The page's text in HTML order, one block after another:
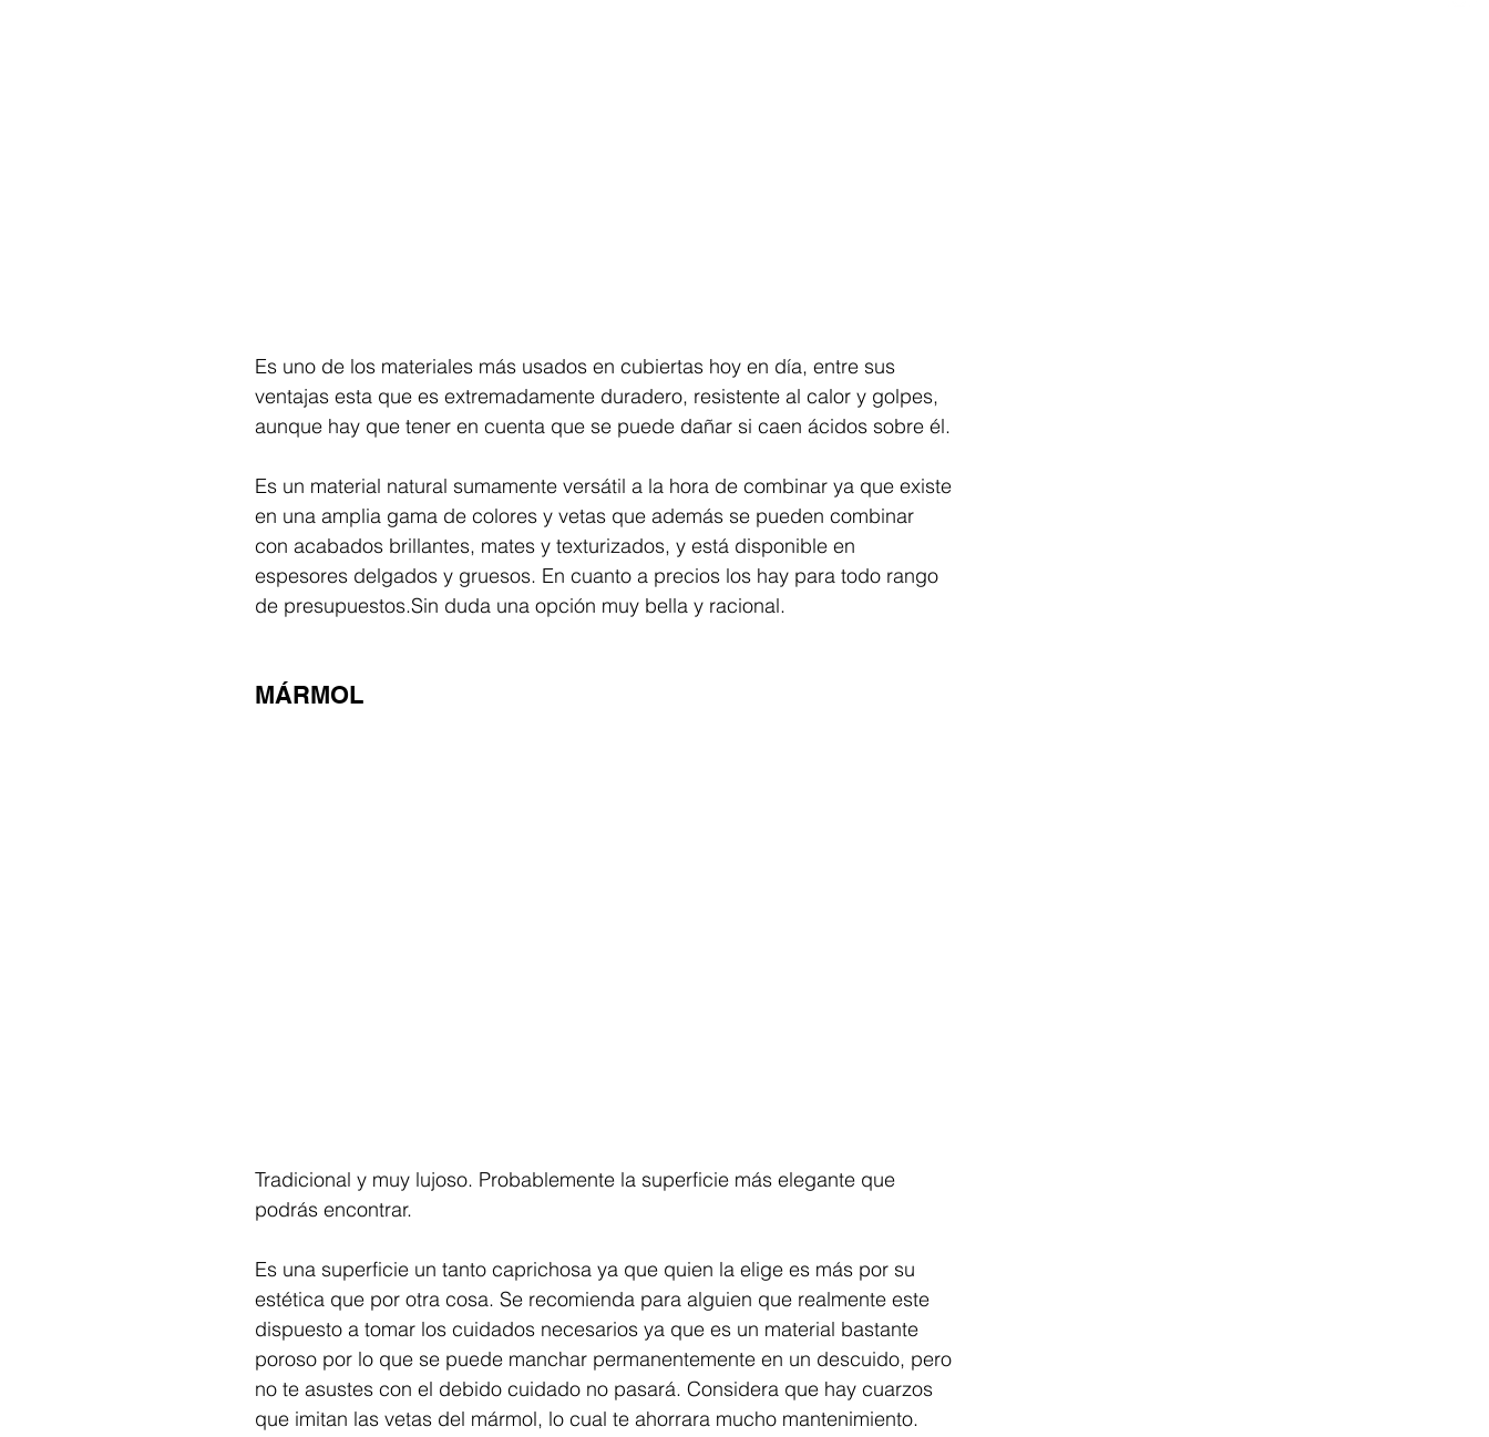
Es uno de los materiales más usados en cubiertas hoy en día, entre sus
ventajas esta que es extremadamente duradero, resistente al calor y golpes,
aunque hay que tener en cuenta que se puede dañar si caen ácidos sobre él.​
Es un material natural sumamente versátil a la hora de combinar ya que existe
en una amplia gama de colores y vetas que además se pueden combinar
con acabados brillantes, mates y texturizados, y está disponible en
espesores delgados y gruesos. En cuanto a precios los hay para todo rango
de presupuestos.​Sin duda una opción muy bella y racional.
MÁRMOL
Tradicional y muy lujoso. Probablemente la superficie más elegante que
podrás encontrar.
Es una superficie un tanto caprichosa ya que quien la elige es más por su
estética que por otra cosa. Se recomienda para alguien que realmente este
dispuesto a tomar los cuidados necesarios ya que es un material bastante
poroso por lo que se puede manchar permanentemente en un descuido, pero
no te asustes con el debido cuidado no pasará. Considera que hay cuarzos
que imitan las vetas del mármol, lo cual te ahorrara mucho mantenimiento.